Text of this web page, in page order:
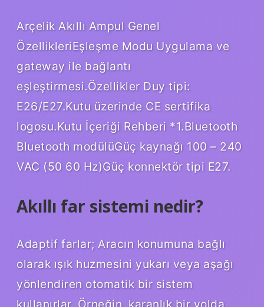
Arçelik Akıllı Ampul Genel
ÖzellikleriEşleşme Modu Uygulama ve
gateway ile bağlantı
eşleştirmesi.Özellikler Duy tipi:
E26/E27.Kutu üzerinde CE sertifika
logosu.Kutu İçeriği Rehberi *1.Bluetooth
Bluetooth modülüGüç kaynağı 100 – 240
VAC (50 60 Hz)Güç konnektör tipi E27.
Akıllı far sistemi nedir?
Adaptif farlar; Aracın konumuna bağlı
olarak ışık huzmesini yukarı veya aşağı
yönlendiren otomatik bir sistem
kullanırlar. Örneğin, karanlık bir yolda